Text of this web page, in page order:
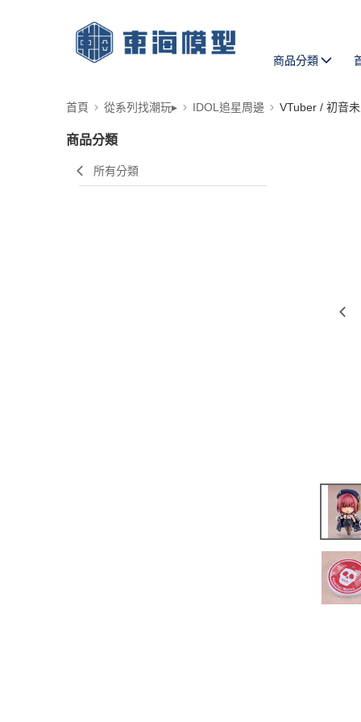
商品分類
首頁 從系列找潮玩▸ IDOL追星周邊 VTuber / 初音
商品分類
所有分類